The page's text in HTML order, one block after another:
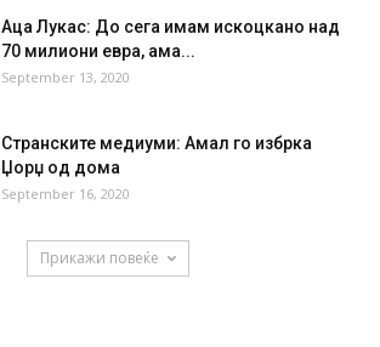
Аца Лукас: До сега имам искоцкано над
70 милиони евра, ама...
September 13, 2020
Странските медиуми: Амал го избрка
Џорџ од дома
September 16, 2020
Прикажи повеќе